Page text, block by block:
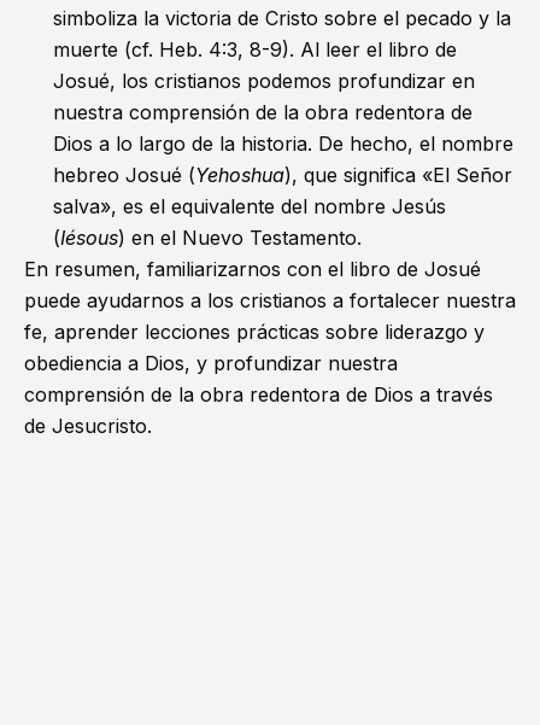
simboliza la victoria de Cristo sobre el pecado y la
muerte (cf. Heb. 4:3, 8-9). Al leer el libro de
Josué, los cristianos podemos profundizar en
nuestra comprensión de la obra redentora de
Dios a lo largo de la historia. De hecho, el nombre
hebreo Josué (Yehoshua), que significa «El Señor
salva», es el equivalente del nombre Jesús
(Iésous) en el Nuevo Testamento.
En resumen, familiarizarnos con el libro de Josué
puede ayudarnos a los cristianos a fortalecer nuestra
fe, aprender lecciones prácticas sobre liderazgo y
obediencia a Dios, y profundizar nuestra
comprensión de la obra redentora de Dios a través
de Jesucristo.